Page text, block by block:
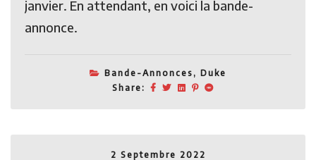
janvier. En attendant, en voici la bande-
annonce.
Bande-Annonces, Duke
Share:
2 Septembre 2022